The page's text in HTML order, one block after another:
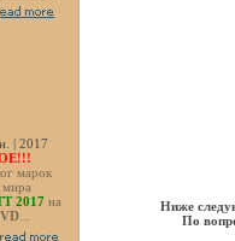
| 2017
марок
мира
2017на
...
Ниже
По